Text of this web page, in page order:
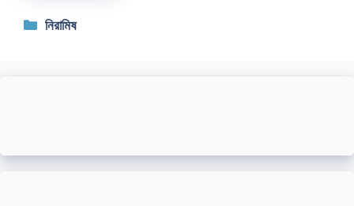
Categories
নিরামিষ